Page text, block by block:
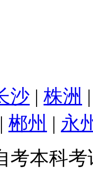
沙 | 株洲
| 郴州 | 永
考本科